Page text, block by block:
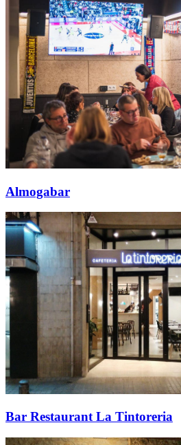
Almogabar
Bar Restaurant La Tintoreria